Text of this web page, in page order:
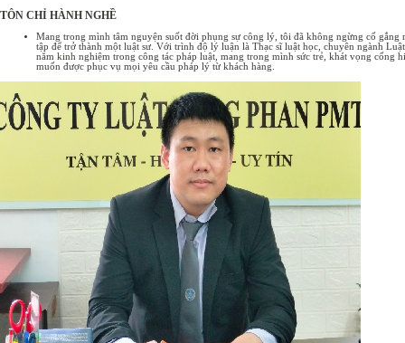
Tổng quan về hợp đồng nguyên tắc Hợp đồng nguyên tắc là sự thỏa
thuận sơ bộ giữa các bên về những nội dung cơ bản, những nguyên
tắc chung nhất của một giao dịch. Có thể hiểu hợp đồng nguyên tắc
như một bản "ghi nhớ" hoặc "cam kết" về ý định hợp tác, tạo tiền đề
cho việc đàm phán và ký kết hợp đồng chính thức sau này. Đặc điểm
của hợp đồng nguyên tắc: Tính chất định hướng: Xác định khuôn khổ
chung, những điểm cốt lõi của giao ...
TÔN CHỈ HÀNH NGHỀ
Mang trong mình tâm nguyện suốt đời phụng sự công lý, tôi đã không ngừng cố
tập để trở thành một luật sư. Với trình độ lý luận là Thạc sĩ luật học, chuyên ngành
năm kinh nghiệm trong công tác pháp luật, mang trong mình sức trẻ, khát vọng cống
muốn được phục vụ mọi yêu cầu pháp lý từ khách hàng.